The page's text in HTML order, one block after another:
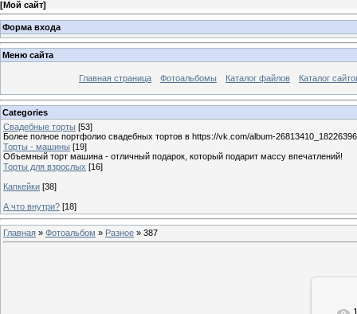
[Мой сайт]
Форма входа
Меню сайта
Главная страница Фотоальбомы Каталог файлов Каталог
Categories
Свадебные торты [53]
Более полное портфолио свадебных тортов в https://vk.com/album-
Торты - машины [19]
Объемный торт машина - отличный подарок, который подарит массу впечатлений!
Торты для взрослых [16]
Капкейки [38]
А что внутри? [18]
Главная » Фотоальбом » Разное » 387